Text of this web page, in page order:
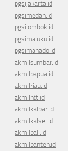
pgsijakarta.id
pgsimedan.id
pgsilombok.id
pgsimaluku.id
pgsimanado.id
akmilsumbar.id
akmilpapua.id
akmilriau.id
akmilntt.id
akmilkalbar.id
akmilkalsel.id
akmilbali.id
akmilbanten.id